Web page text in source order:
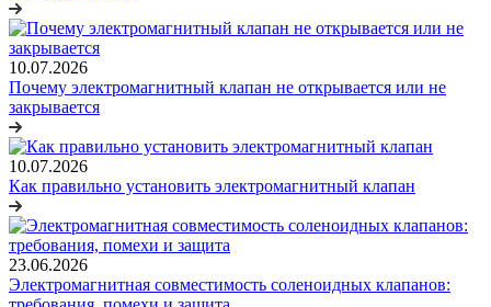
10.07.2026
Почему электромагнитный клапан не открывается или не
закрывается
10.07.2026
Как правильно установить электромагнитный клапан
23.06.2026
Электромагнитная совместимость соленоидных клапанов: